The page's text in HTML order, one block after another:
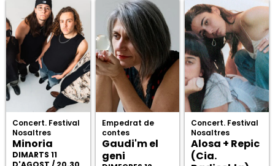
Concert. Festival
Nosaltres
Minoria
DIMARTS 11
Empedrat de
contes
Gaudi'm el
geni
Concert. Festival
Nosaltres
Alosa + Repic
(Cia.